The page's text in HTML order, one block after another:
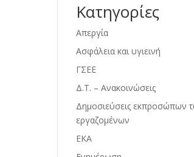
Kατηγορίες
Απεργία
Ασφάλεια και υγιεινή
ΓΣΕΕ
Δ.Τ. – Ανακοινώσεις
Δημοσιεύσεις εκπροσώπων
εργαζομένων
ΕΚΑ